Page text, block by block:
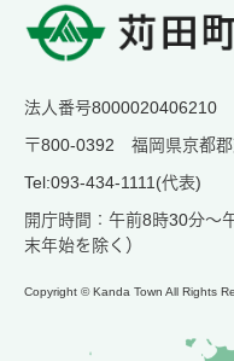
法人番号8000020406210
〒800-0392 福岡県京都郡
Tel:093-434-1111(代表)
開庁時間：午前8時30分～
末年始を除く）
Copyright © Kanda Town All Rights